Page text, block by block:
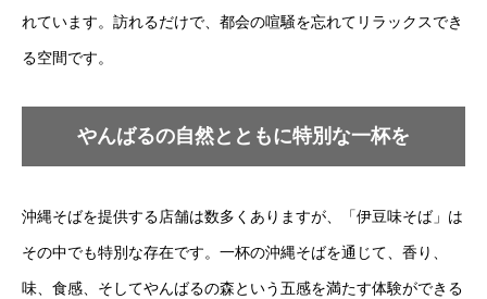
れています。訪れるだけで、都会の喧騒を忘れてリラックスでき
る空間です。
やんばるの自然とともに特別な一杯を
沖縄そばを提供する店舗は数多くありますが、「伊豆味そば」は
その中でも特別な存在です。一杯の沖縄そばを通じて、香り、
味、食感、そしてやんばるの森という五感を満たす体験ができる